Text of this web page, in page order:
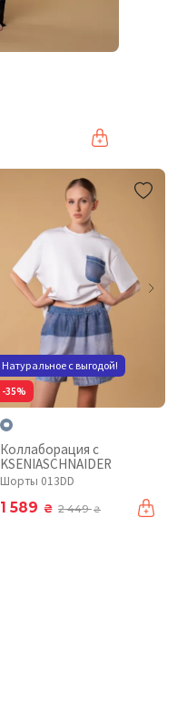
Натуральное с выгодой!
-35%
Коллаборация с
KSENIASCHNAIDER
Шорты 013DD
1 589 ₴ 2 449₴